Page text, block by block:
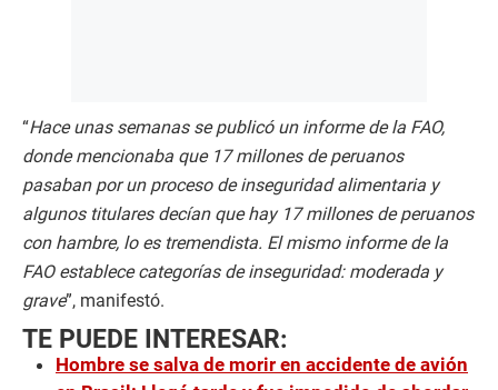
“Hace unas semanas se publicó un informe de la FAO,
donde mencionaba que 17 millones de peruanos
pasaban por un proceso de inseguridad alimentaria y
algunos titulares decían que hay 17 millones de peruanos
con hambre, lo es tremendista. El mismo informe de la
FAO establece categorías de inseguridad: moderada y
grave”, manifestó.
TE PUEDE INTERESAR:
Hombre se salva de morir en accidente de avión